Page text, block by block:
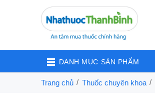
DANH MỤC SẢN PHẨM
Trang chủ Thuốc chuyên khoa